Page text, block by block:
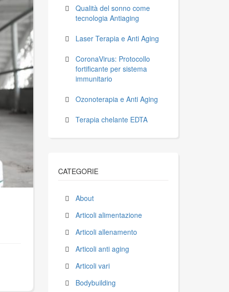
Qualità del sonno come
tecnologia Antiaging
Laser Terapia e Anti Aging
CoronaVirus: Protocollo
fortificante per sistema
immunitario
Ozonoterapia e Anti Aging
Terapia chelante EDTA
CATEGORIE
About
Articoli alimentazione
Articoli allenamento
Articoli anti aging
Articoli vari
Bodybuilding